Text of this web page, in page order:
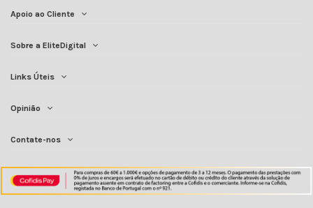
Apoio ao Cliente
Sobre a EliteDigital
Links Úteis
Opinião
Contate-nos